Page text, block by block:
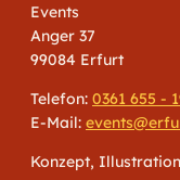
Events
Anger 37
99084 Erfurt
Telefon: 0361 655 -
E-Mail:
Konzept,